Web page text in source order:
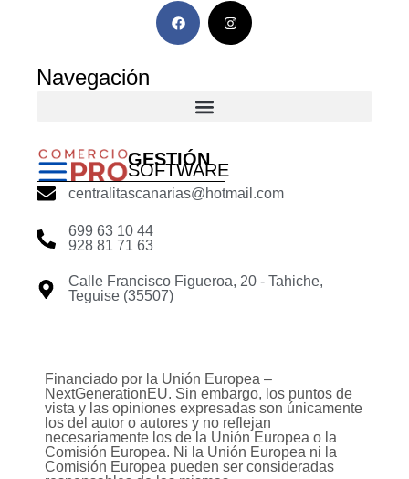
Navegación
GESTIÓN
SOFTWARE
centralitascanarias@hotmail.com
699 63 10 44
928 81 71 63
Calle Francisco Figueroa, 20 - Tahiche,
Teguise (35507)
Financiado por la Unión Europea –
NextGenerationEU. Sin embargo, los puntos de
vista y las opiniones expresadas son únicamente
los del autor o autores y no reflejan
necesariamente los de la Unión Europea o la
Comisión Europea. Ni la Unión Europea ni la
Comisión Europea pueden ser consideradas